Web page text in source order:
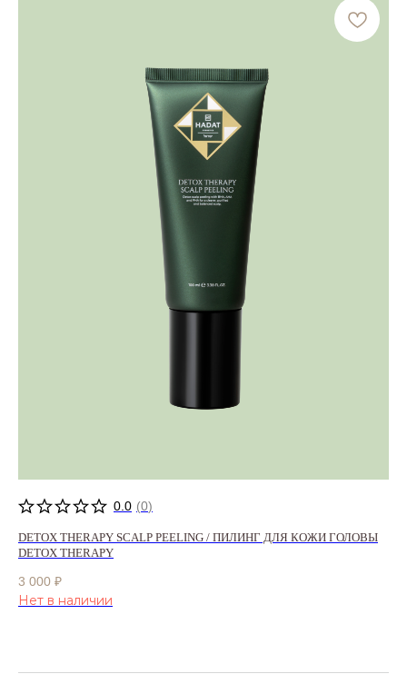
0.0 (0)
DETOX THERAPY SCALP PEELING / ПИЛИНГ ДЛЯ КОЖИ ГОЛОВЫ
DETOX THERAPY
3 000 ₽
Нет в наличии